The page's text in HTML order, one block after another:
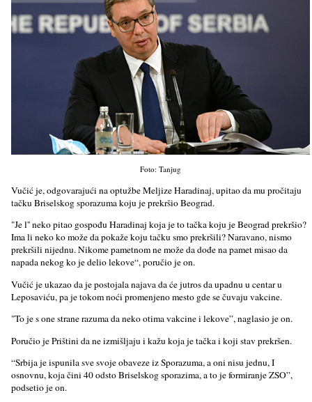
Foto: Tanjug
Vučić je, odgovarajući na optužbe Melјize Haradinaj, upitao da mu pročitaju
tačku Briselskog sporazuma koju je prekršio Beograd.
"Je l'' neko pitao gospođu Haradinaj koja je to tačka koju je Beograd prekršio?
Ima li neko ko može da pokaže koju tačku smo prekršili? Naravano, nismo
prekršili nijednu. Nikome pametnom ne može da dođe na pamet misao da
napada nekog ko je delio lekove“, poručio je on.
Vučić je ukazao da je postojala najava da će jutros da upadnu u centar u
Leposaviću, pa je tokom noći promenjeno mesto gde se čuvaju vakcine.
"To je s one strane razuma da neko otima vakcine i lekove”, naglasio je on.
Poručio je Prištini da ne izmišlјaju i kažu koja je tačka i koji stav prekršen.
“Srbija je ispunila sve svoje obaveze iz Sporazuma, a oni nisu jednu, I
osnovnu, koja čini 40 odsto Briselskog sporazima, a to je formiranje ZSO”,
podsetio je on.